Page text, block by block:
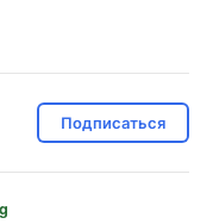
Подписаться